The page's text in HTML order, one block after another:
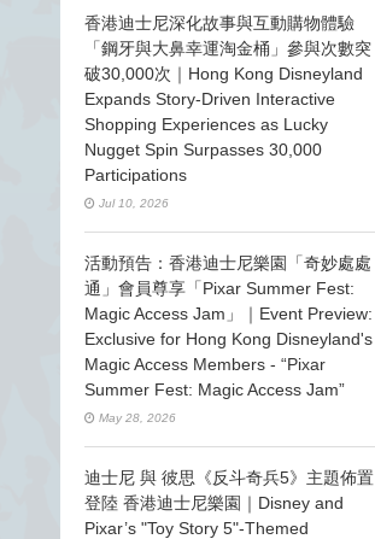
香港迪士尼深化故事與互動購物體驗
「鋼牙與大鼻幸運淘金桶」參與次數突
破30,000次｜Hong Kong Disneyland
Expands Story-Driven Interactive
Shopping Experiences as Lucky
Nugget Spin Surpasses 30,000
Participations
Jul 10, 2026
活動預告：香港迪士尼樂園「奇妙處處
通」會員尊享「Pixar Summer Fest:
Magic Access Jam」｜Event Preview:
Exclusive for Hong Kong Disneyland's
Magic Access Members - “Pixar
Summer Fest: Magic Access Jam”
May 28, 2026
迪士尼 與 彼思《反斗奇兵5》主題佈置
登陸 香港迪士尼樂園｜Disney and
Pixar’s "Toy Story 5"-Themed